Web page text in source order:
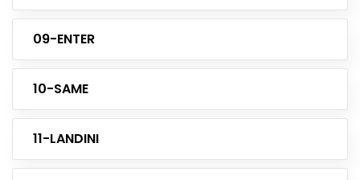
09-ENTER
10-SAME
11-LANDINI